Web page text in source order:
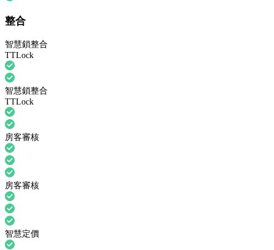
整合
智慧鎖整合
TTLock
智慧鎖整合
TTLock
房客審核
房客審核
智慧定價